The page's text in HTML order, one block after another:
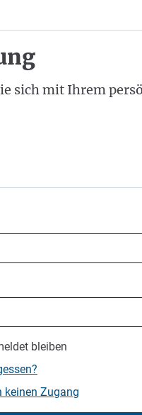
sich mit Ihrem
bleiben
keinen Zugang